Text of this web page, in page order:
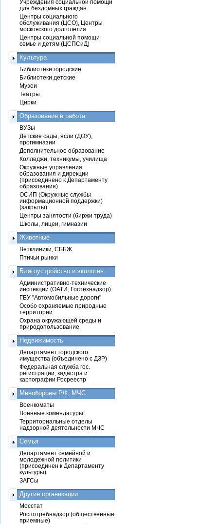
Учреждения социальной помощи
для бездомных граждан
Центры социального
обслуживания (ЦСО), Центры
московского долголетия
Центры социальной помощи
семье и детям (ЦСПСиД)
Культура
Библиотеки городские
Библиотеки детские
Музеи
Театры
Цирки
Образование и работа
ВУЗы
Детские сады, ясли (ДОУ),
прогимназии
Дополнительное образование
Колледжи, техникумы, училища
Окружные управления
образования и дирекции
(присоединено к Департаменту
образования)
ОСИП (Окружные службы
информационной поддержки)
(закрыты)
Центры занятости (биржи труда)
Школы, лицеи, гимназии
Животные
Ветклиники, СББЖ
Птичьи рынки
Благоустройство и экология
Административно-технические
инспекции (ОАТИ, Гостехнадзор)
ГБУ "Автомобильные дороги"
Особо охраняемые природные
территории
Охрана окружающей среды и
природопользование
Недвижимость
Департамент городского
имущества (объединено с ДЗР)
Федеральная служба гос.
регистрации, кадастра и
картографии Росреестр
Минобороны РФ, МЧС
Военкоматы
Военные комендатуры
Территориальные отделы
надзорной деятельности МЧС
Семья
Департамент семейной и
молодежной политики
(присоединен к Департаменту
культуры)
ЗАГСы
Другие организации
Мосстат
Роспотребнадзор (общественные
приемные)